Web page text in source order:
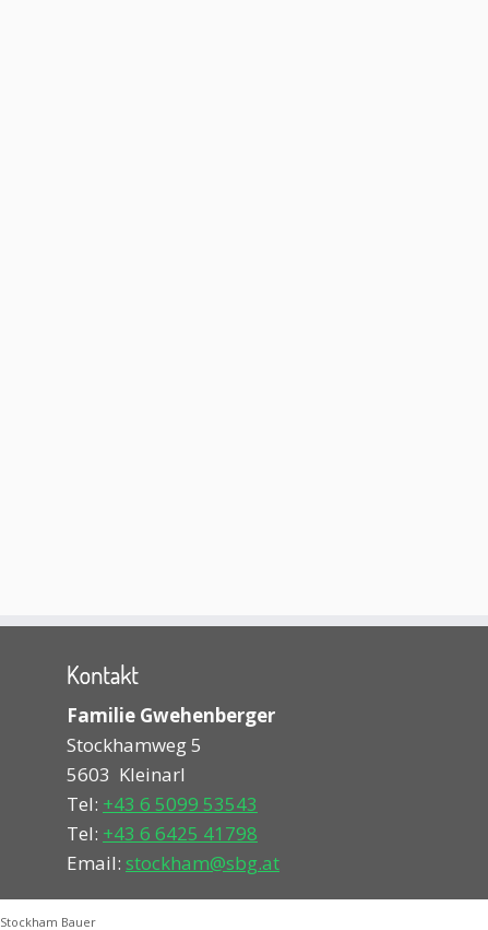
Kontakt
Familie Gwehenberger
Stockhamweg 5
5603 Kleinarl
Tel: +43 6 5099 53543
Tel: +43 6 6425 41798
Email: stockham@sbg.at
Stockham Bauer